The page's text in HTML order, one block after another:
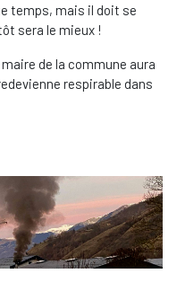
temps, mais il doit se
sera le mieux !
de la commune aura
respirable dans